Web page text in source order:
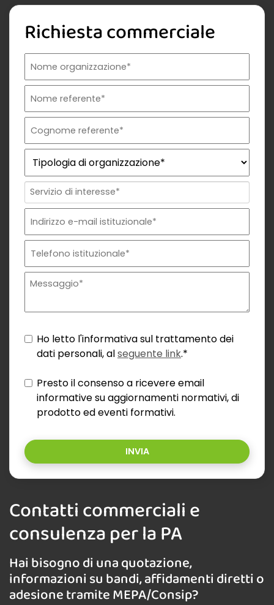
Richiesta commerciale
Nome organizzazione
Nome referente
Cognome referente
Tipologia di organizzazione
Prodotto di interesse
Indirizzo email istituzionale*
Telefono istituzionale
Messaggio
Ho letto l'informativa sul trattamento dei
dati personali, alseguente link.*
Presto il consenso a ricevere email
informative su aggiornamenti normativi, di
prodotto ed eventi formativi.
INVIA
Contatti commerciali e
consulenza per la PA
Hai bisogno di una quotazione,
informazioni su bandi, affidamenti diretti o
adesione tramite MEPA/Consip?